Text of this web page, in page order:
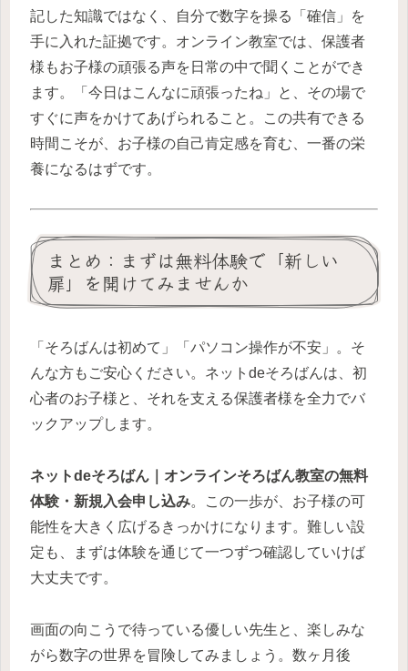
記した知識ではなく、自分で数字を操る「確信」を
手に入れた証拠です。オンライン教室では、保護者
様もお子様の頑張る声を日常の中で聞くことができ
ます。「今日はこんなに頑張ったね」と、その場で
すぐに声をかけてあげられること。この共有できる
時間こそが、お子様の自己肯定感を育む、一番の栄
養になるはずです。
まとめ：まずは無料体験で「新しい
扉」を開けてみませんか
「そろばんは初めて」「パソコン操作が不安」。そ
んな方もご安心ください。ネットdeそろばんは、初
心者のお子様と、それを支える保護者様を全力でバ
ックアップします。
ネットdeそろばん｜オンラインそろばん教室の無料
体験・新規入会申し込み。この一歩が、お子様の可
能性を大きく広げるきっかけになります。難しい設
定も、まずは体験を通じて一つずつ確認していけば
大丈夫です。
画面の向こうで待っている優しい先生と、楽しみな
がら数字の世界を冒険してみましょう。数ヶ月後